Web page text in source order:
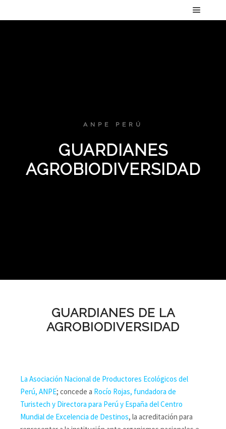
Menú
ANPE PERÚ
GUARDIANES
AGROBIODIVERSIDAD
GUARDIANES DE LA
AGROBIODIVERSIDAD
La Asociación Nacional de Productores Ecológicos del
Perú, ANPE; concede a Rocío Rojas, fundadora de
Turistech y Directora para Perú y España del Centro
Mundial de Excelencia de Destinos, la acreditación para